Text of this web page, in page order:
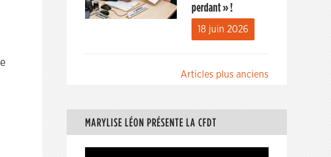
perdant » !
18 juin 2026
articles
Articles plus anciens
MARYLISE LÉON PRÉSENTE LA CFDT